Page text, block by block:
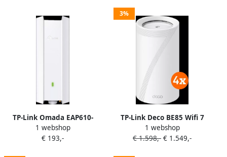
TP-Link Omada EAP610-
Outdoor
1 webshop
€ 193,-
3%
TP-Link Deco BE85 Wifi 7
Mesh (4-pack)
1 webshop
€ 1.598,- € 1.549,-